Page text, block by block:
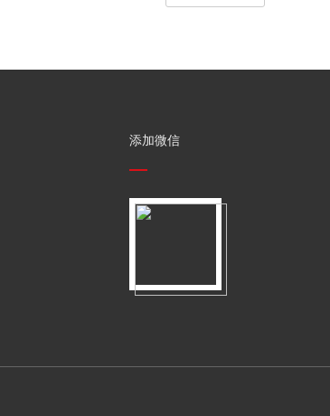
添加微信